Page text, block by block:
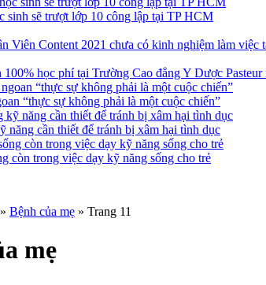
sinh sẽ trượt lớp 10 công lập tại TP HCM
Viên Content 2021 chưa có kinh nghiệm làm việc
100% học phí tại Trường Cao đẳng Y Dược Pasteur
“thực sự không phải là một cuộc chiến”
năng cần thiết để tránh bị xâm hại tình dục
còn trong việc dạy kỹ năng sống cho trẻ
» Bệnh của mẹ » Trang 11
mẹ